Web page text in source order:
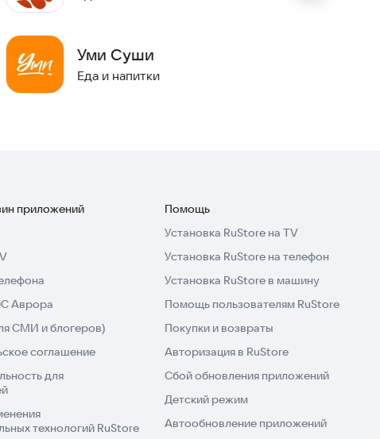
порцию.
Уми Суши
Еда и напитки
приложений
Аврора
СМИ и блогеров)
соглашение
для
технологий RuStore
Помощь
Установка RuStore на TV
Установка RuStore на телефон
Установка RuStore в машину
Помощь пользователям RuStore
Покупки и возвраты
Авторизация в RuStore
Сбой обновления приложений
Детский режим
Автообновление приложений